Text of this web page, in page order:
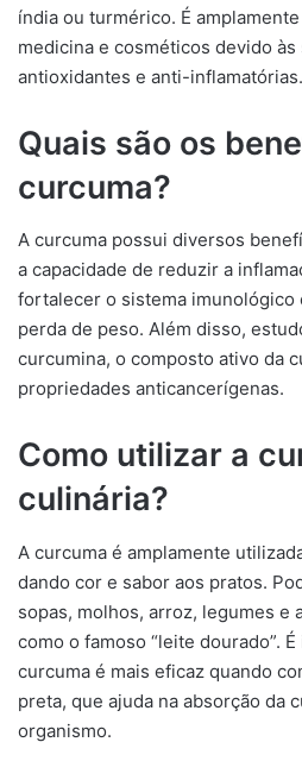
índia ou turmérico. É
medicina e cosméticos devido
antioxidantes e anti-inflamatórias.
Quais são os
curcuma?
A curcuma possui diversos
a capacidade de reduzir a
fortalecer o sistema imunológico
perda de peso. Além disso,
curcumina, o composto ativo da
propriedades anticancerígenas.
Como utilizar a
culinária?
A curcuma é amplamente
dando cor e sabor aos pratos.
sopas, molhos, arroz, legumes e
como o famoso “leite dourado”.
curcuma é mais eficaz quando
preta, que ajuda na absorção da
organismo.